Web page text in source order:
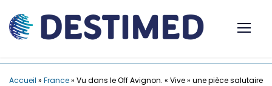
Accueil » France» Vu dans le Off Avignon. « Vive » une pièce salutaire